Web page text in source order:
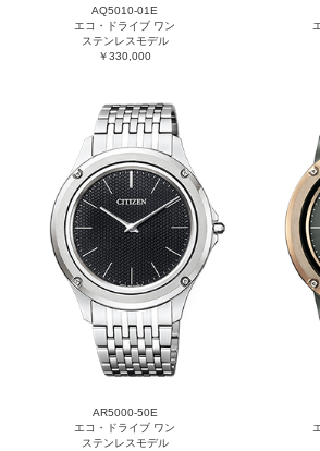
AQ5010-01E
エコ・ドライブ ワン
ステンレスモデル
￥330,000
AR5000-50E
エコ・ドライブ ワン
ステンレスモデル